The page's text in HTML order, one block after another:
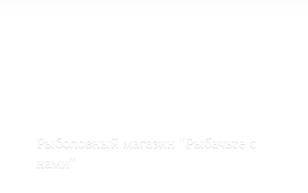
Рыболовный магазин "Рыбачьте с
нами"